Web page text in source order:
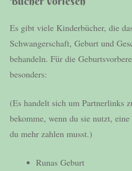
Es gibt viele Kinderbücher, die
Schwangerschaft, Geburt und
behandeln. Für die
besonders:
(Es handelt sich um Partnerlinks
bekomme, wenn du sie nutzt,
du mehr zahlen musst.)
Runas Geburt